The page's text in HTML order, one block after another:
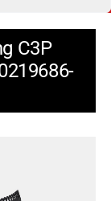
C3P